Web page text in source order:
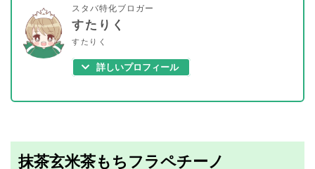
スタバ特化ブロガー
すたりく
すたりく
詳しいプロフィール
抹茶玄米茶もちフラペチーノ